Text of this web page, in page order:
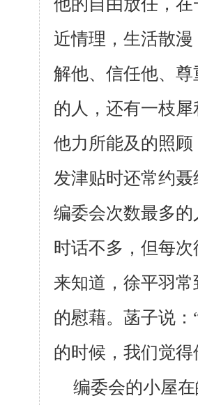
近情理，生活散
解他、信任他、
的人，还有一枝
他力所能及的照
发津贴时还常约
编委会次数最多
时话不多，但每
来知道，徐平羽
的慰藉。菡子说
的时候，我们觉
编委会的小屋